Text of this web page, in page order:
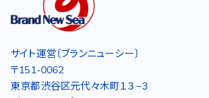
サイト運営〔ブランニューシー〕
〒151-0062
東京都渋谷区元代々木町１３−３